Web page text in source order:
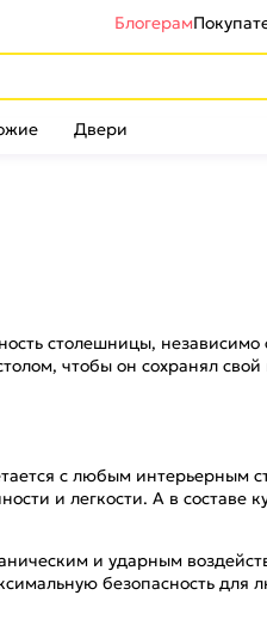
Блогерам
Двери
столешницы,
чтобы он сохранял
с любым интерьерным
и легкости. А в составе
и ударным
безопасность